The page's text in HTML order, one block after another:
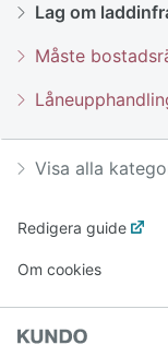
Lag om
Måste
Visa alla
Redigera guide
Om cookies